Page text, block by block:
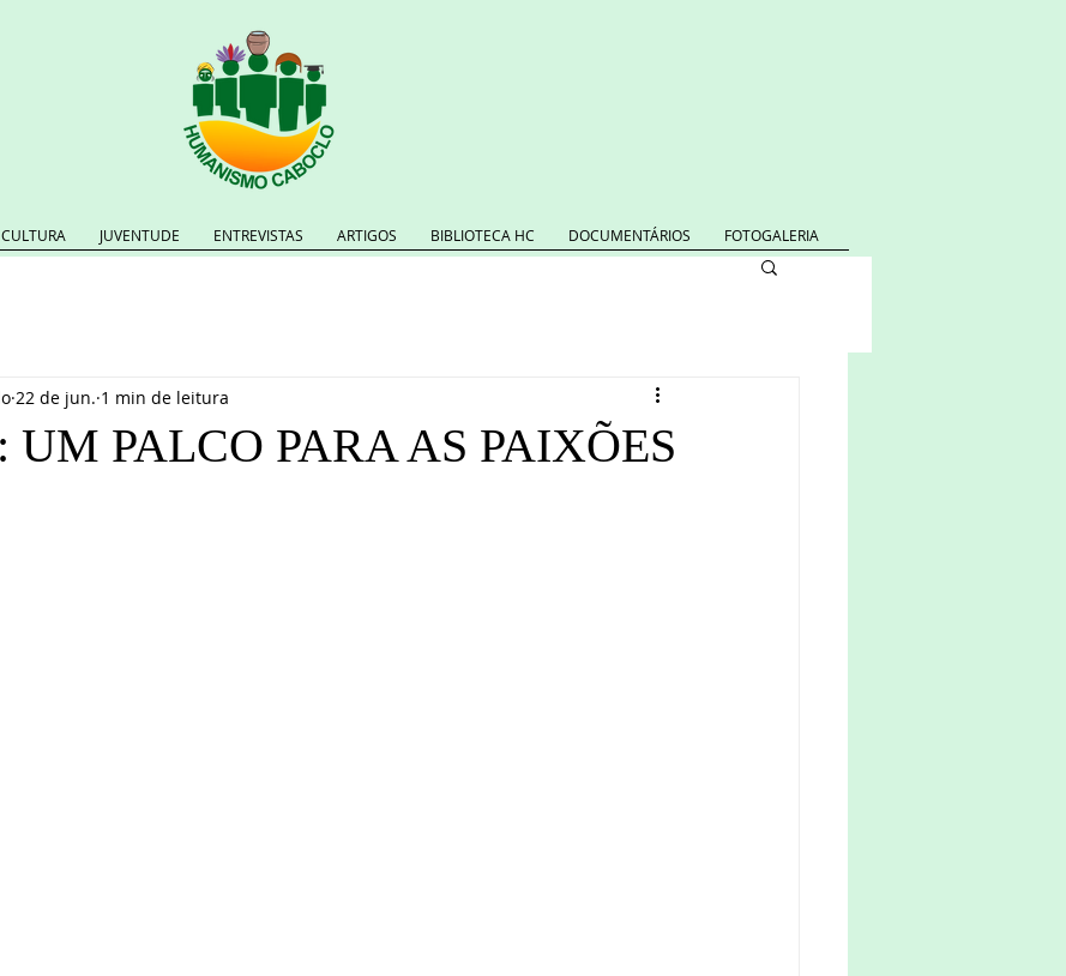
JUVENTUDE ENTREVISTAS ARTIGOS BIBLIOTECA HC DOCUMENTÁRIOS FOTOGALERIA
PALCO PARA AS PAIXÕES
22 de jun. 1 min de leitura